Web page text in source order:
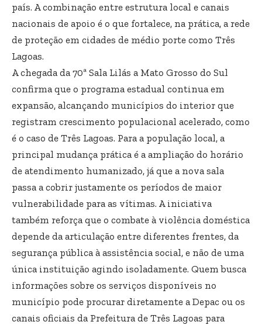
país. A combinação entre estrutura local e canais
nacionais de apoio é o que fortalece, na prática, a rede
de proteção em cidades de médio porte como Três
Lagoas.
A chegada da 70ª Sala Lilás a Mato Grosso do Sul
confirma que o programa estadual continua em
expansão, alcançando municípios do interior que
registram crescimento populacional acelerado, como
é o caso de Três Lagoas. Para a população local, a
principal mudança prática é a ampliação do horário
de atendimento humanizado, já que a nova sala
passa a cobrir justamente os períodos de maior
vulnerabilidade para as vítimas. A iniciativa
também reforça que o combate à violência doméstica
depende da articulação entre diferentes frentes, da
segurança pública à assistência social, e não de uma
única instituição agindo isoladamente. Quem busca
informações sobre os serviços disponíveis no
município pode procurar diretamente a Depac ou os
canais oficiais da Prefeitura de Três Lagoas para